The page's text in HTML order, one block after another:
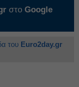
στο Google
του Euro2day.gr